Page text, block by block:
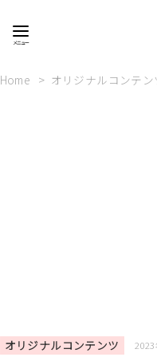
Home オリジナルコンテン
オリジナルコンテンツ